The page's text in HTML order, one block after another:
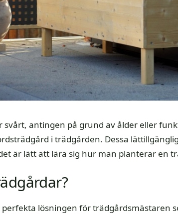
svårt, antingen på grund av ålder eller
i trädgården. Dessa
är lätt att lära sig hur man planterar en
lösningen för trädgårdsmästaren